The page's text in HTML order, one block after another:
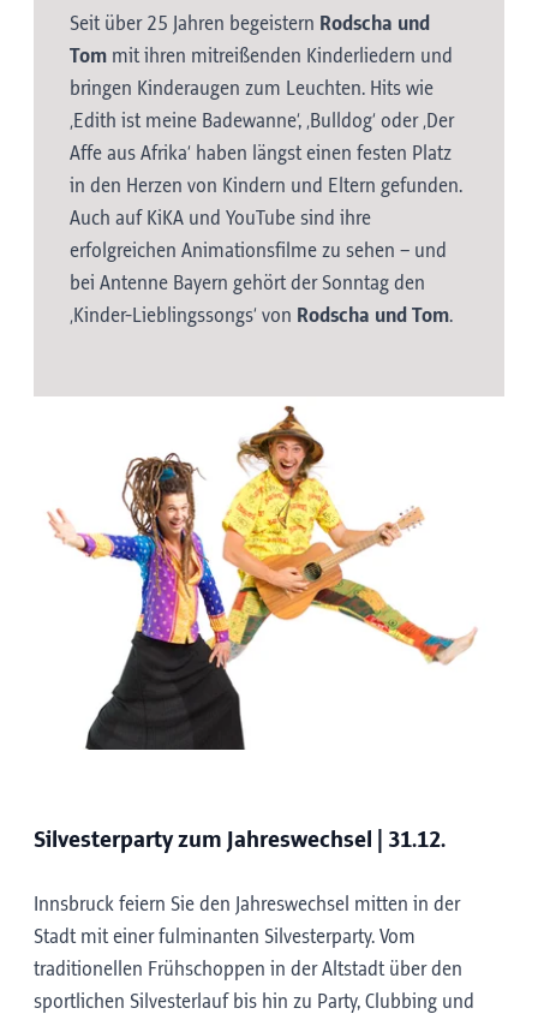
Seit über 25 Jahren begeistern Rodscha und
Tom mit ihren mitreißenden Kinderliedern und
bringen Kinderaugen zum Leuchten. Hits wie
‚Edith ist meine Badewanne‘, ‚Bulldog‘ oder ‚Der
Affe aus Afrika‘ haben längst einen festen Platz
in den Herzen von Kindern und Eltern gefunden.
Auch auf KiKA und YouTube sind ihre
erfolgreichen Animationsfilme zu sehen – und
bei Antenne Bayern gehört der Sonntag den
‚Kinder-Lieblingssongs‘ von Rodscha und Tom.
Silvesterparty zum Jahreswechsel | 31.12.
Innsbruck feiern Sie den Jahreswechsel mitten in der
Stadt mit einer fulminanten Silvesterparty. Vom
traditionellen Frühschoppen in der Altstadt über den
sportlichen Silvesterlauf bis hin zu Party, Clubbing und